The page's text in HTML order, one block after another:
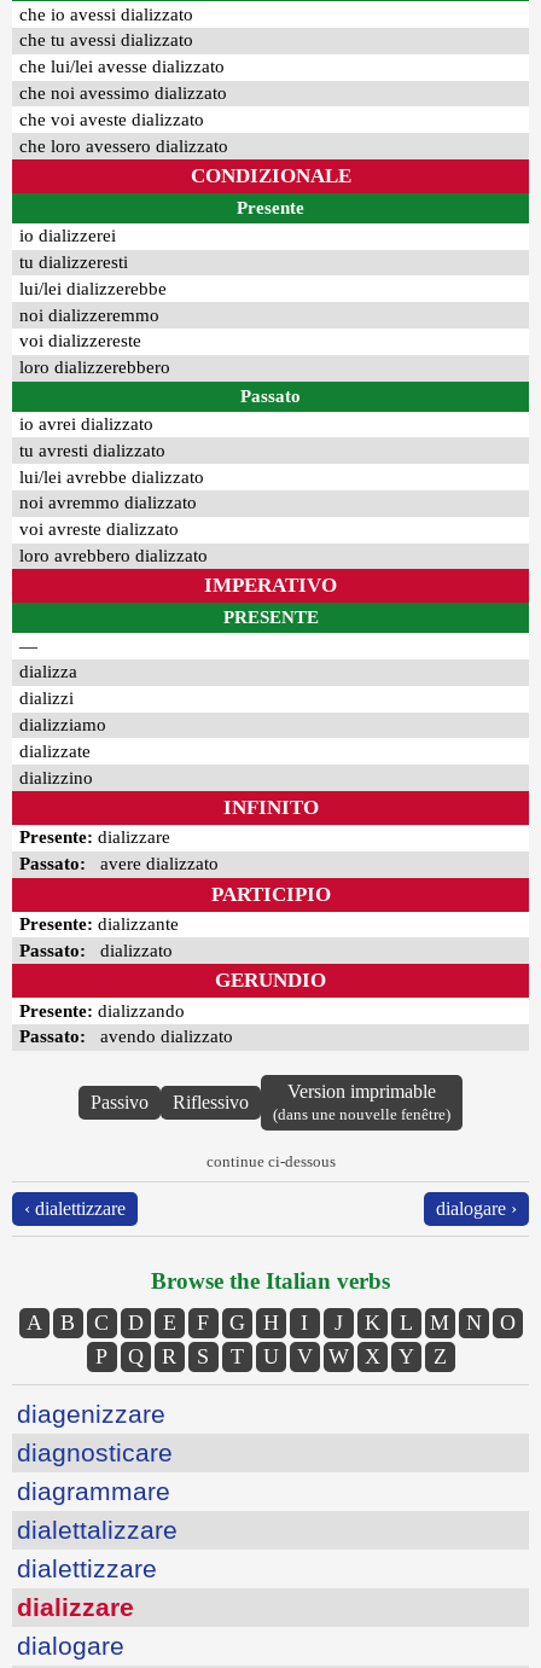
che io avessi dializzato
che tu avessi dializzato
che lui/lei avesse dializzato
che noi avessimo dializzato
che voi aveste dializzato
che loro avessero dializzato
CONDIZIONALE
Presente
io dializzerei
tu dializzeresti
lui/lei dializzerebbe
noi dializzeremmo
voi dializzereste
loro dializzerebbero
Passato
io avrei dializzato
tu avresti dializzato
lui/lei avrebbe dializzato
noi avremmo dializzato
voi avreste dializzato
loro avrebbero dializzato
IMPERATIVO
PRESENTE
—
dializza
dializzi
dializziamo
dializzate
dializzino
INFINITO
Presente: dializzare
Passato: avere dializzato
PARTICIPIO
Presente: dializzante
Passato: dializzato
GERUNDIO
Presente: dializzando
Passato: avendo dializzato
Passivo Riflessivo
Version imprimable
(dans une nouvelle fenêtre)
continue ci-dessous
‹ dialettizzare dialogare ›
Browse the Italian verbs
A B C D E F G H I J K L M N
O
P
Q R S T U V W X Y Z
diagenizzare
diagnosticare
diagrammare
dialettalizzare
dialettizzare
dializzare
dialogare